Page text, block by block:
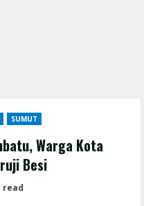
SUMUT
Warga Kota
Besi
read